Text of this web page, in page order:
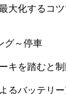
大化するコツ
グ～停車
キを踏むと制
るバッテリ